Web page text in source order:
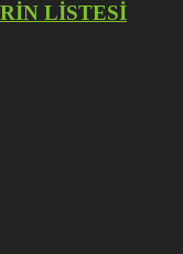
LİSTESİ